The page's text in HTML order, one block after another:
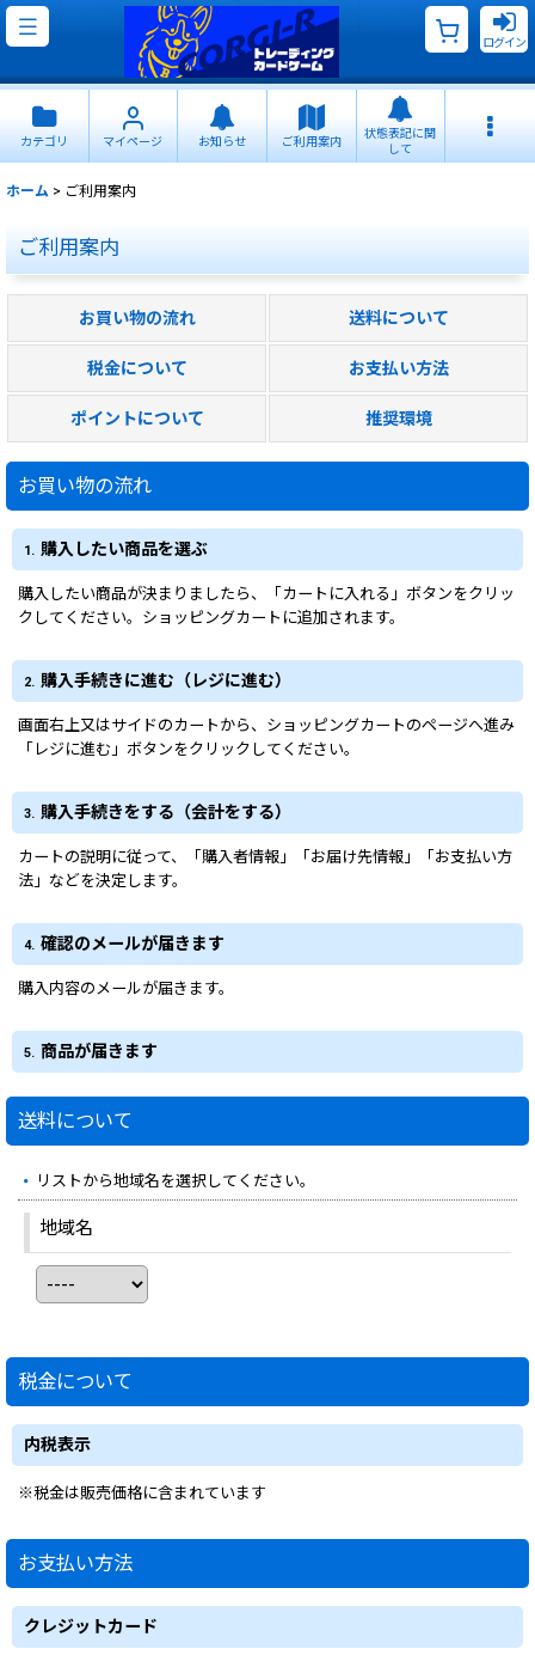
ログイン
カテゴリ マイページ お知らせ ご利用案内
状態表記に関
して
ホーム > ご利用案内
ご利用案内
お買い物の流れ 送料について
税金について お支払い方法
ポイントについて 推奨環境
お買い物の流れ
1. 購入したい商品を選ぶ
購入したい商品が決まりましたら、「カートに入れる」ボタンをクリッ
クしてください。ショッピングカートに追加されます。
2. 購入手続きに進む（レジに進む）
画面右上又はサイドのカートから、ショッピングカートのページへ進み
「レジに進む」ボタンをクリックしてください。
3. 購入手続きをする（会計をする）
カートの説明に従って、「購入者情報」「お届け先情報」「お支払い方
法」などを決定します。
4. 確認のメールが届きます
購入内容のメールが届きます。
5. 商品が届きます
送料について
リストから地域名を選択してください。
地域名
税金について
内税表示
※税金は販売価格に含まれています
お支払い方法
クレジットカード